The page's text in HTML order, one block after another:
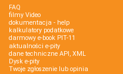
FAQ
filmy Video
dokumentacja - help
kalkulatory podatkowe
darmowy e-book PIT-11
aktualności e-pity
dane techniczne API, XML
Dysk e-pity
Twoje zgłoszenie lub opinia